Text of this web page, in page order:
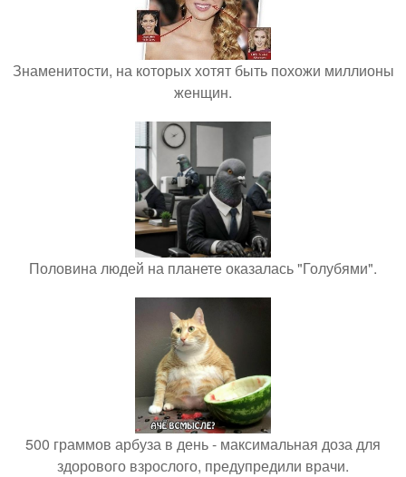
Знаменитости, на которых хотят быть похожи миллионы
женщин.
Половина людей на планете оказалась "Голубями".
500 граммов арбуза в день - максимальная доза для
здорового взрослого, предупредили врачи.